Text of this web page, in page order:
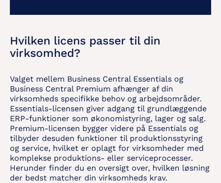
Hvilken licens passer til din
virksomhed?
Valget mellem Business Central Essentials og
Business Central Premium afhænger af din
virksomheds specifikke behov og arbejdsområder.
Essentials-licensen giver adgang til grundlæggende
ERP-funktioner som økonomistyring, lager og salg.
Premium-licensen bygger videre på Essentials og
tilbyder desuden funktioner til produktionsstyring
og service, hvilket er oplagt for virksomheder med
komplekse produktions- eller serviceprocesser.
Herunder finder du en oversigt over, hvilken løsning
der bedst matcher din virksomheds krav.